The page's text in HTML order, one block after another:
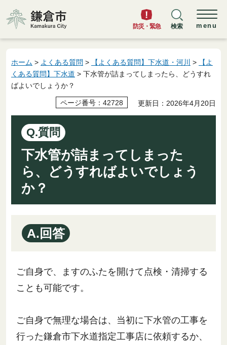
鎌倉市
防災・緊急 検索 menu
ホーム > よくある質問 > 【よくある質問】下水道・河川 >
【よ
くある質問】下水道 > 下水管が詰まってしまったら、どうすれ
ばよいでしょうか？
ページ番号：42728 更新日：2026年4月20日
Q.質問
下水管が詰まってしまった
ら、どうすればよいでしょう
か？
A.回答
ご自身で、ますのふたを開けて点検・清掃する
ことも可能です。
ご自身で無理な場合は、当初に下水管の工事を
行った鎌倉市下水道指定工事店に依頼するか、